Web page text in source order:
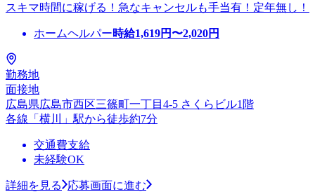
スキマ時間に稼げる！急なキャンセルも手当有！定年無し！
ホームヘルパー時給1,619円〜2,020円
勤務地
面接地
広島県広島市西区三篠町一丁目4-5 さくらビル1階
各線「横川」駅から徒歩約7分
交通費支給
未経験OK
詳細を見る
応募画面に進む